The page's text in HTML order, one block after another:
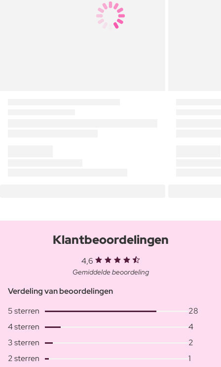
Klantbeoordelingen
4,6
Gemiddelde beoordeling
Verdeling van beoordelingen
5 sterren
28
4 sterren
4
3 sterren
2
2 sterren
1